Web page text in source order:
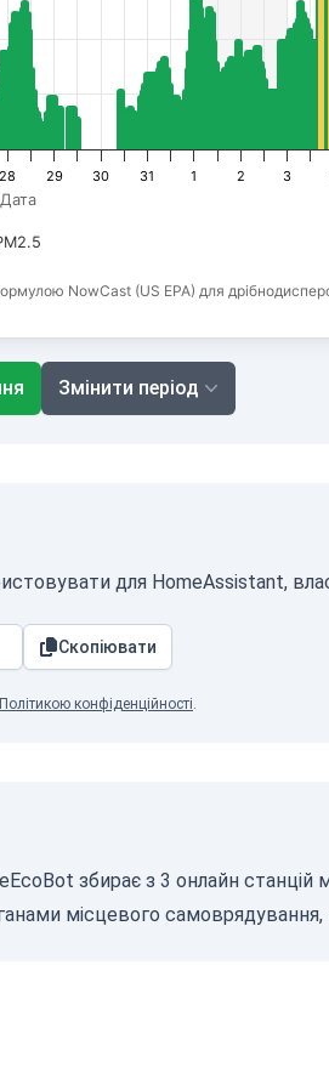
NowCast (US EPA) для
Дата
28 29 30 31 1 2 3
Змінити період
для HomeAssistant,
Скопіювати
Політикою конфіденційності.
збирає з 3 онлайн
місцевого самоврядування,